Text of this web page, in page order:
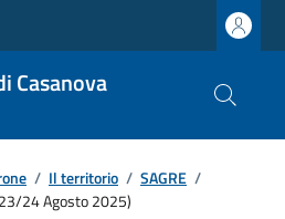
Casanova
/ Il territorio / SAGRE /
24 Agosto 2025)